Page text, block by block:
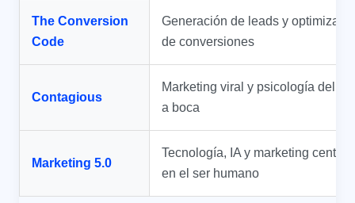
The Conversion
Code
Generación de leads y
de conversiones
Contagious
Marketing viral y psicología del
a boca
Marketing 5.0
Tecnología, IA y marketing
en el ser humano